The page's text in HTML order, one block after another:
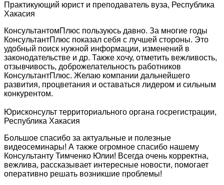
Практикующий юрист и преподаватель вуза, Республика
Хакасия
КонсультантомПлюс пользуюсь давно. За многие годы
КонсультантПлюс показал себя с лучшей стороны. Это
удобный поиск нужной информации, изменений в
законодательстве и др. Также хочу, отметить вежливость,
отзывчивость, доброжелательность работников
КонсультантПлюс. Желаю компании дальнейшего
развития, процветания и оставаться лидером и сильным
конкурентом.
Юрисконсульт территориального органа госрегистрации,
Республика Хакасия
Большое спасибо за актуальные и полезные
видеосеминары! А также огромное спасибо нашему
Консультанту Тимченко Юлии! Всегда очень корректна,
вежлива, рассказывает интересные новости, помогает
оперативно решать возникшие проблемы!